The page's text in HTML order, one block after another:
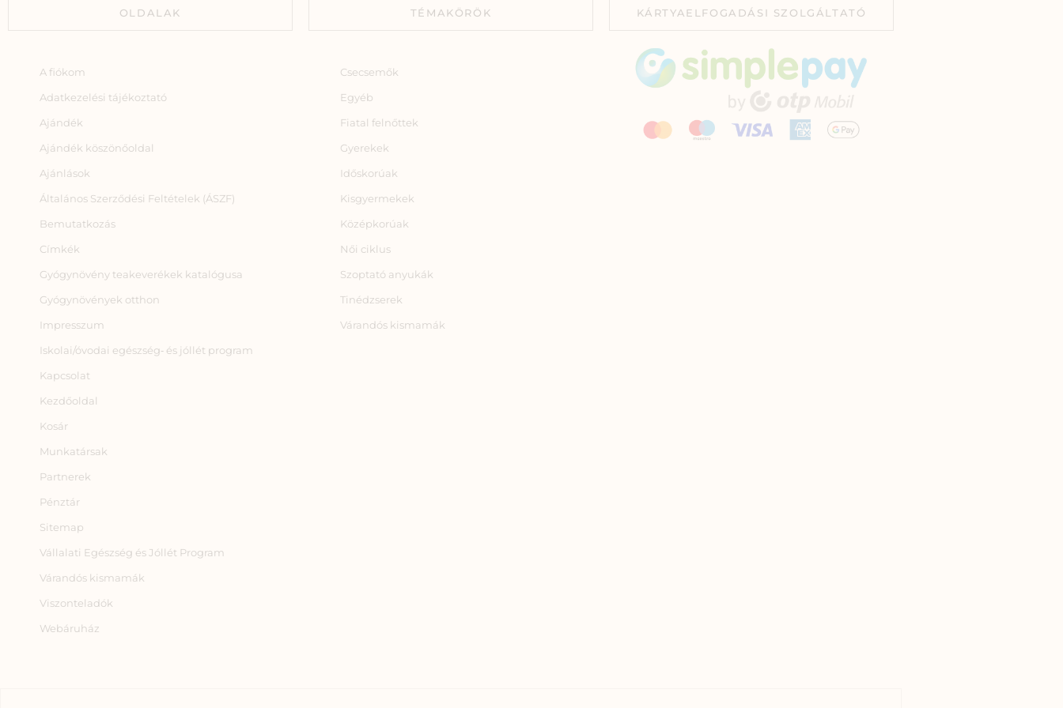
OLDALAK
A fiókom
Adatkezelési tájékoztató
Ajándék
Ajándék köszönőoldal
Ajánlások
Általános Szerződési Feltételek (ÁSZF)
Bemutatkozás
Címkék
Gyógynövény teakeverékek katalógusa
Gyógynövények otthon
Impresszum
Iskolai/óvodai egészség‑ és jóllét program
Kapcsolat
Kezdőoldal
Kosár
Munkatársak
Partnerek
Pénztár
Sitemap
Vállalati Egészség és Jóllét Program
Várandós kismamák
Viszonteladók
Webáruház
TÉMAKÖRÖK
Csecsemők
Egyéb
Fiatal felnőttek
Gyerekek
Időskorúak
Kisgyermekek
Középkorúak
Női ciklus
Szoptató anyukák
Tinédzserek
Várandós kismamák
KÁRTYAELFOGADÁSI SZOLGÁLTATÓ